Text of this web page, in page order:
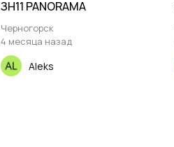
ЗН11 PANORAMA
Черногорск
4 месяца назад
Aleks